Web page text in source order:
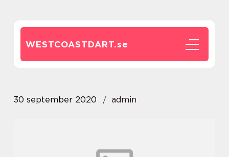
WESTCOASTDART.se
30 september 2020 admin